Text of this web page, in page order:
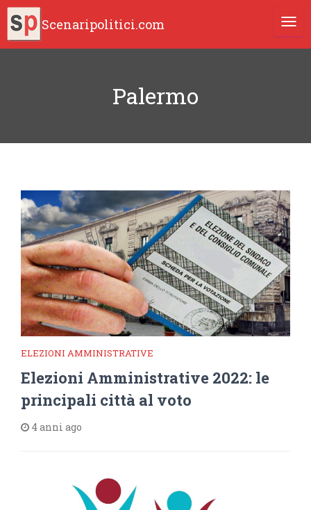
Scenaripolitici.com
Palermo
ELEZIONI AMMINISTRATIVE
Elezioni Amministrative 2022: le
principali città al voto
4 anni ago